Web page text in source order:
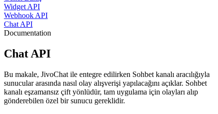
Widget API
Webhook API
Chat API
Documentation
Chat API
Bu makale, JivoChat ile entegre edilirken Sohbet kanalı aracılığıyla
sunucular arasında nasıl olay alışverişi yapılacağını açıklar. Sohbet
kanalı eşzamansız çift yönlüdür, tam uygulama için olayları alıp
gönderebilen özel bir sunucu gereklidir.